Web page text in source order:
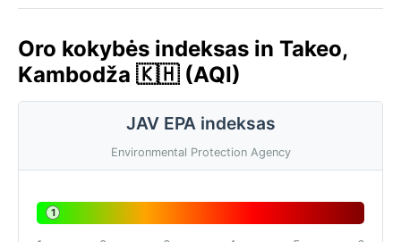
Oro kokybės indeksas in Takeo,
Kambodža 🇰🇭 (AQI)
JAV EPA indeksas
Environmental Protection Agency
1